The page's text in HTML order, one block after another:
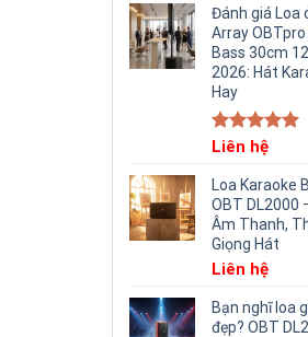
Đánh giá Loa
Array
Bass 30cm
2026: Hát
Hay
Rated5.00
Liên hệ
Loa Karaoke
OBT DL2000
Âm Thanh,
Giọng Hát
Liên hệ
Bạn nghĩ loa
đẹp? OBT